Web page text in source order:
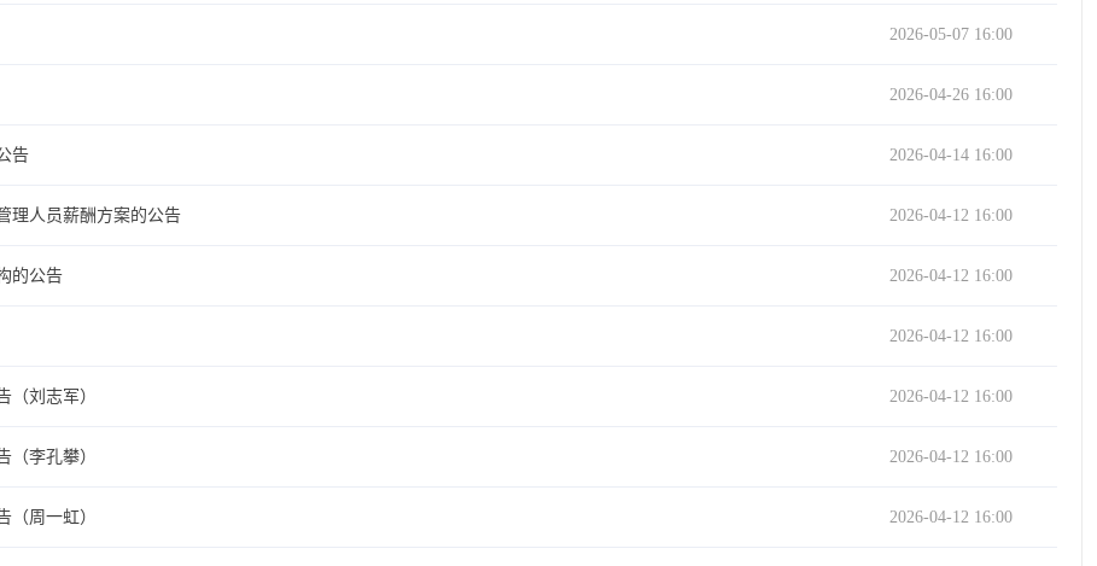
2026-05-07 16:00
2026-04-26 16:00
告 2026-04-14 16:00
理人员薪酬方案的公告 2026-04-12 16:00
的公告 2026-04-12 16:00
2026-04-12 16:00
（刘志军） 2026-04-12 16:00
（李孔攀） 2026-04-12 16:00
（周一虹） 2026-04-12 16:00